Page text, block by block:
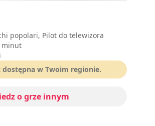
popolari, Pilot do telewizora
minut
dostępna w Twoim regionie.
o grze innym